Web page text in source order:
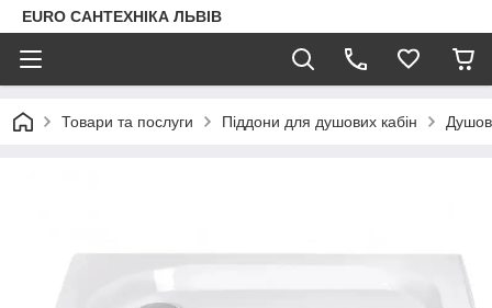
EURO САНТЕХНІКА ЛЬВІВ
Товари та послуги Піддони для душових кабін